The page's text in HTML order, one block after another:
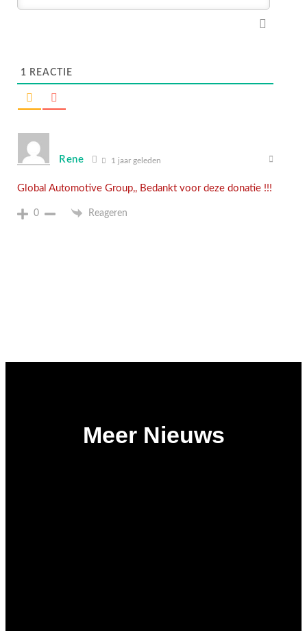
1 REACTIE
Rene 1 jaar geleden
Global Automotive Group,, Bedankt voor deze donatie !!!
0 Reageren
Meer Nieuws